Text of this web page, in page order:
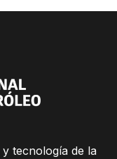
tecnología de la